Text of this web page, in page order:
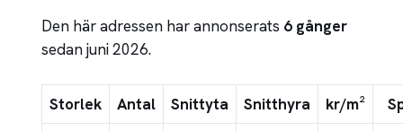
Den här adressen har annonserats 6 gånger
sedan juni 2026.
Storlek Antal Snittyta Snitthyra kr/m²